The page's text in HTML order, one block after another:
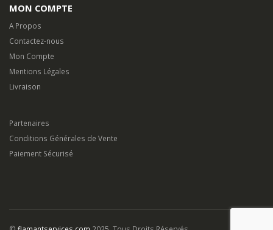
MON COMPTE
A Propos
Contactez-nous
Mon Compte
Mentions Légales
Partenaires
Conditions Générales de Vente